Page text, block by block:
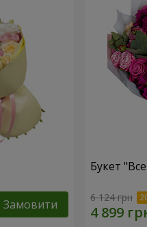
Замовити
Букет
6 124 грн